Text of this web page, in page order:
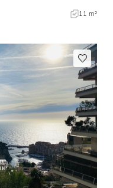
11 m²